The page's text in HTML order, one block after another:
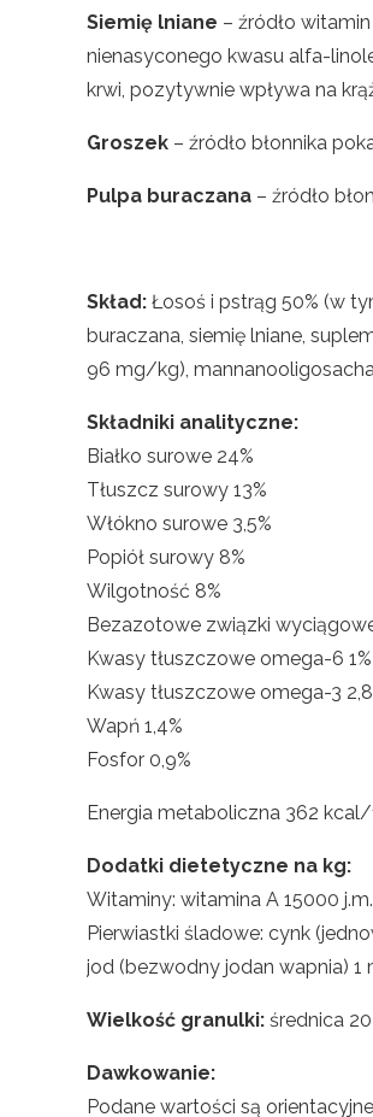
Siemię lniane – źródło
nienasyconego kwasu alfa-
krwi, pozytywnie wpływa na
Groszek – źródło błonnika
Pulpa buraczana – źródło
Skład: Łosoś i pstrąg 50% (w
buraczana, siemię lniane,
96 mg/kg),
Składniki analityczne:
Białko surowe 24%
Tłuszcz surowy 13%
Włókno surowe 3,5%
Popiół surowy 8%
Wilgotność 8%
Bezazotowe związki
Kwasy tłuszczowe omega-6 1%
Kwasy tłuszczowe omega-3
Wapń 1,4%
Fosfor 0,9%
Energia metaboliczna 362
Dodatki dietetyczne na kg:
Witaminy: witamina A 15000
Pierwiastki śladowe: cynk
jod (bezwodny jodan wapnia) 1
Wielkość granulki: średnica
Dawkowanie:
Podane wartości są